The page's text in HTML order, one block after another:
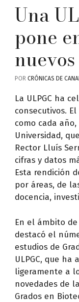
Una
pone
POR CRÓNICAS DE
La ULPGC ha
consecutivos.
como cada
Universidad,
Rector Lluís
cifras y datos
Esta rendición
por áreas, de
docencia,
En el ámbito
destacó el
estudios de
ULPGC, que ha
ligeramente a
novedades de
Grados en